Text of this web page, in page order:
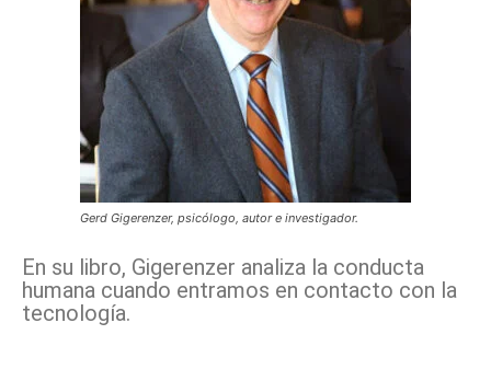
Gerd Gigerenzer, psicólogo, autor e investigador.
En su libro, Gigerenzer analiza la conducta
humana cuando entramos en contacto con la
tecnología.